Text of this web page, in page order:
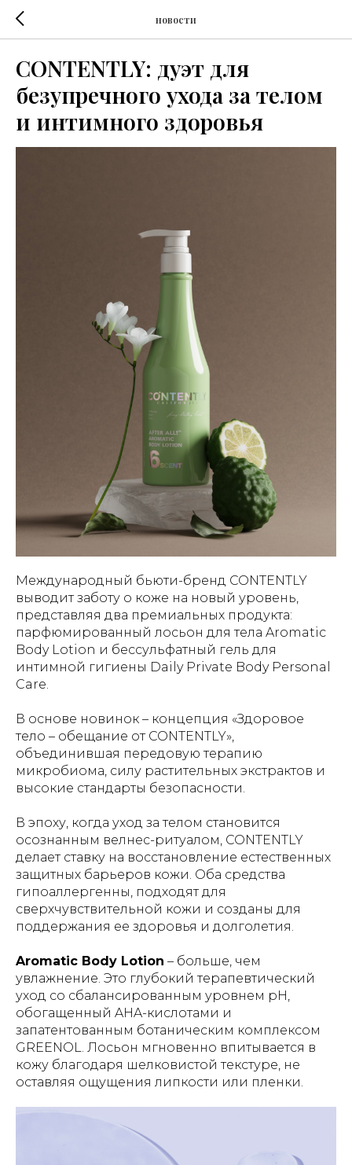
новости
CONTENTLY: дуэт для
безупречного ухода за телом
и интимного здоровья
Международный бьюти-бренд CONTENTLY
выводит заботу о коже на новый уровень,
представляя два премиальных продукта:
парфюмированный лосьон для тела Aromatic
Body Lotion и бессульфатный гель для
интимной гигиены Daily Private Body Personal
Care.
В основе новинок – концепция «Здоровое
тело – обещание от CONTENTLY»,
объединившая передовую терапию
микробиома, силу растительных экстрактов и
высокие стандарты безопасности.
В эпоху, когда уход за телом становится
осознанным велнес-ритуалом, CONTENTLY
делает ставку на восстановление естественных
защитных барьеров кожи. Оба средства
гипоаллергенны, подходят для
сверхчувствительной кожи и созданы для
поддержания ее здоровья и долголетия.
Aromatic Body Lotion – больше, чем
увлажнение. Это глубокий терапевтический
уход со сбалансированным уровнем pH,
обогащенный AHA-кислотами и
запатентованным ботаническим комплексом
GREENOL. Лосьон мгновенно впитывается в
кожу благодаря шелковистой текстуре, не
оставляя ощущения липкости или пленки.